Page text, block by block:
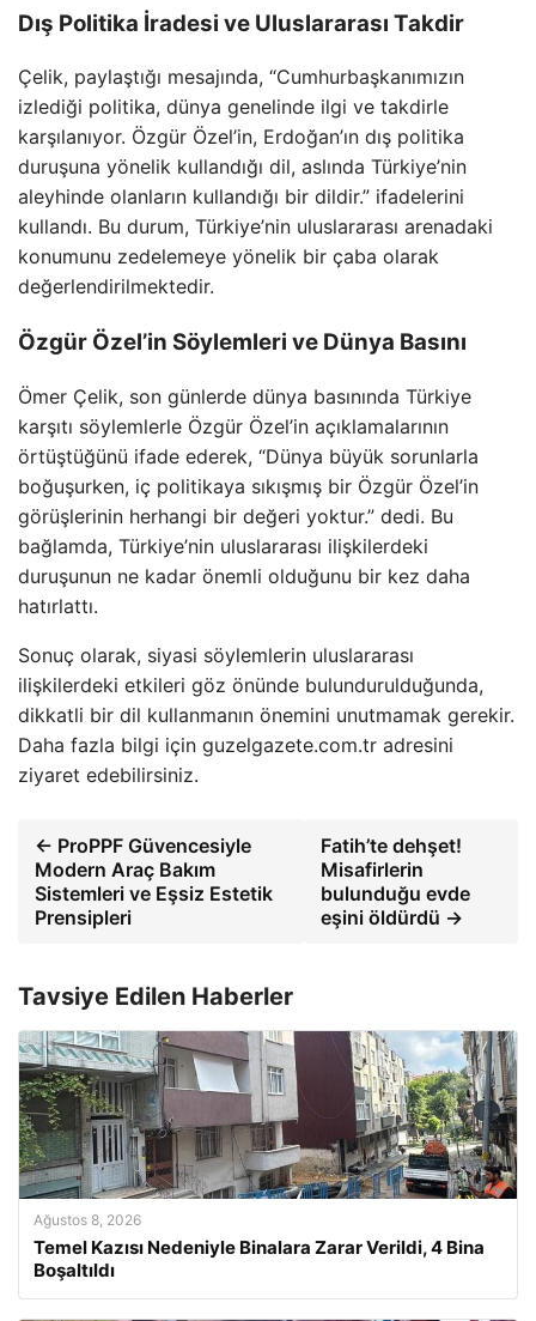
Dış Politika İradesi ve Uluslararası Takdir
Çelik, paylaştığı mesajında, “Cumhurbaşkanımızın
izlediği politika, dünya genelinde ilgi ve takdirle
karşılanıyor. Özgür Özel’in, Erdoğan’ın dış politika
duruşuna yönelik kullandığı dil, aslında Türkiye’nin
aleyhinde olanların kullandığı bir dildir.” ifadelerini
kullandı. Bu durum, Türkiye’nin uluslararası arenadaki
konumunu zedelemeye yönelik bir çaba olarak
değerlendirilmektedir.
Özgür Özel’in Söylemleri ve Dünya Basını
Ömer Çelik, son günlerde dünya basınında Türkiye
karşıtı söylemlerle Özgür Özel’in açıklamalarının
örtüştüğünü ifade ederek, “Dünya büyük sorunlarla
boğuşurken, iç politikaya sıkışmış bir Özgür Özel’in
görüşlerinin herhangi bir değeri yoktur.” dedi. Bu
bağlamda, Türkiye’nin uluslararası ilişkilerdeki
duruşunun ne kadar önemli olduğunu bir kez daha
hatırlattı.
Sonuç olarak, siyasi söylemlerin uluslararası
ilişkilerdeki etkileri göz önünde bulundurulduğunda,
dikkatli bir dil kullanmanın önemini unutmamak gerekir.
Daha fazla bilgi için guzelgazete.com.tr adresini
ziyaret edebilirsiniz.
← ProPPF Güvencesiyle
Modern Araç Bakım
Sistemleri ve Eşsiz Estetik
Prensipleri
Fatih’te dehşet!
Misafirlerin
bulunduğu evde
eşini öldürdü →
Tavsiye Edilen Haberler
Ağustos 8, 2026
Temel Kazısı Nedeniyle Binalara Zarar Verildi, 4 Bina
Boşaltıldı